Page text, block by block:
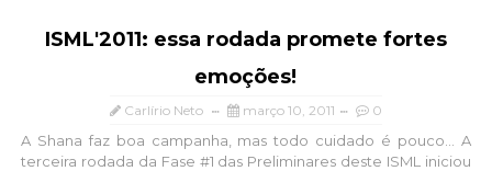
ISML'2011: essa rodada promete fortes
emoções!
Carlírio Neto março 10, 2011 0
A Shana faz boa campanha, mas todo cuidado é pouco... A
terceira rodada da Fase #1 das Preliminares deste ISML iniciou